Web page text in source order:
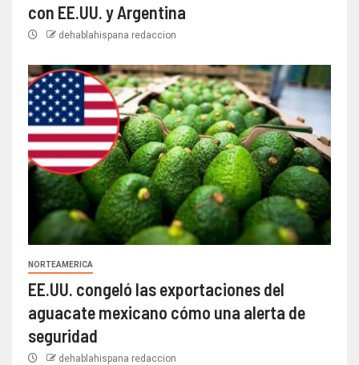
con EE.UU. y Argentina
dehablahispana redaccion
NORTEAMERICA
EE.UU. congeló las exportaciones del
aguacate mexicano cómo una alerta de
seguridad
dehablahispana redaccion